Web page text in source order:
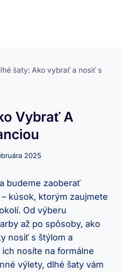
šaty: Ako vybrať a nosiť s
Vybrať A
2025
budeme zaoberať
kúsok, ktorým​ zaujmete
Od výberu⁤
⁣až ‌po⁣ spôsoby, ako
nosiť s štýlom a
nosíte na‌ formálne
výlety, dlhé ​šaty vám